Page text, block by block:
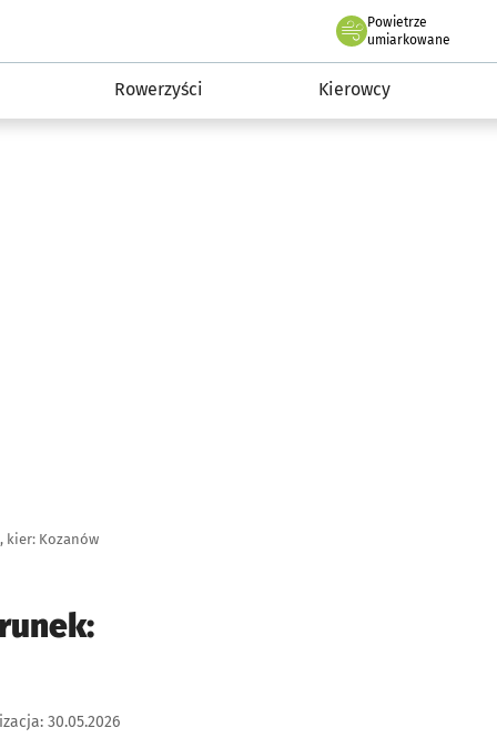
Powietrze
we Wrocławiu
umiarkowane
Rowerzyści Kierowcy
kier: Kozanów
30.05.2026